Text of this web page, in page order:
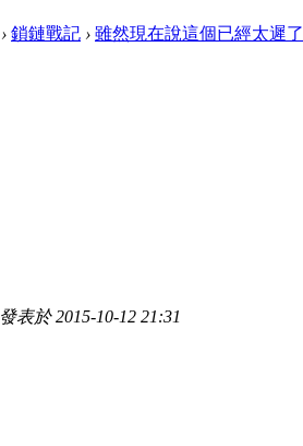
› 鎖鏈戰記 › 雖然現在說這個已經太遲了
發表於 2015-10-12 21:31